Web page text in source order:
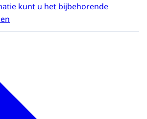
kunt u het bijbehorende